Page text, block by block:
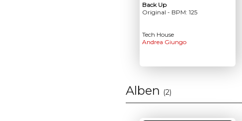
Back Up
Original - BPM: 125
Tech House
Andrea Giungo
Alben (2)